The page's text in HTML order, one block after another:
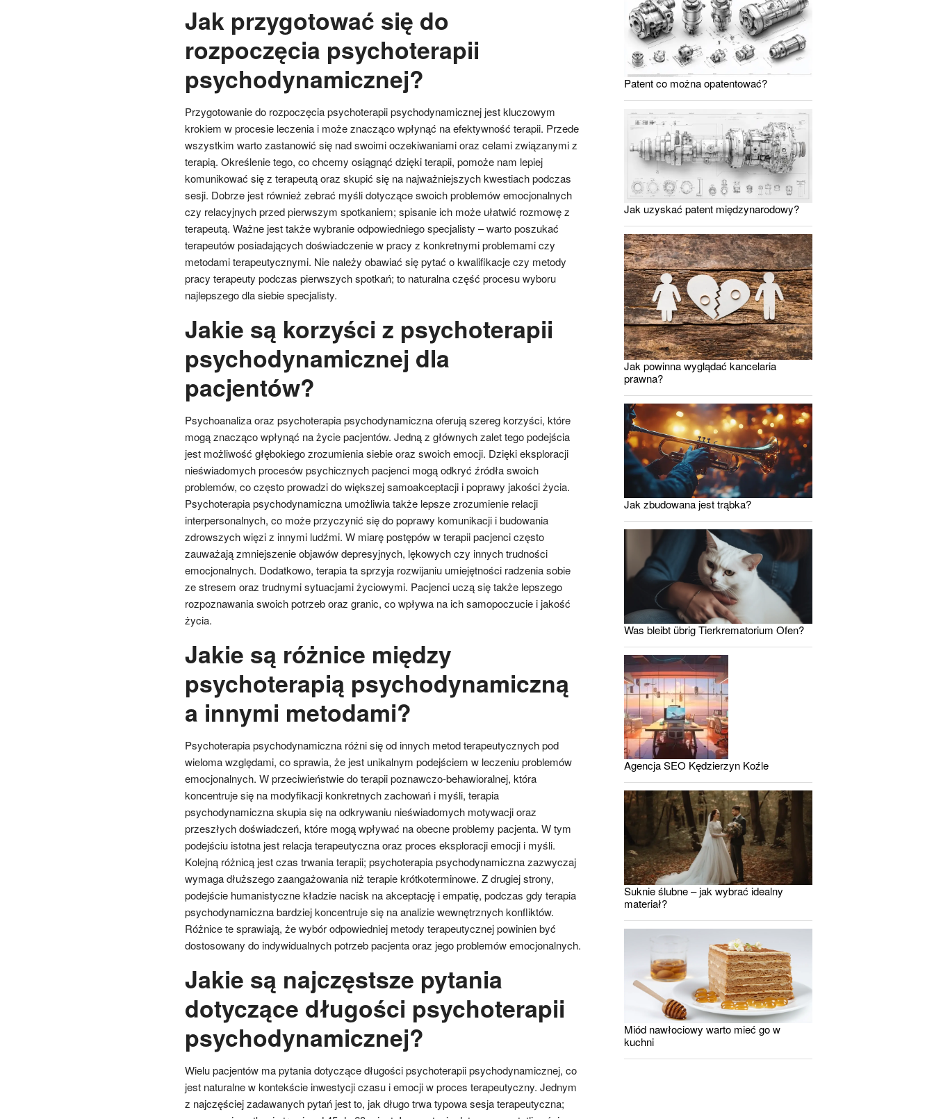
Jak przygotować się do
rozpoczęcia psychoterapii
psychodynamicznej?
Przygotowanie do rozpoczęcia psychoterapii psychodynamicznej jest kluczowym
krokiem w procesie leczenia i może znacząco wpłynąć na efektywność terapii. Przede
wszystkim warto zastanowić się nad swoimi oczekiwaniami oraz celami związanymi z
terapią. Określenie tego, co chcemy osiągnąć dzięki terapii, pomoże nam lepiej
komunikować się z terapeutą oraz skupić się na najważniejszych kwestiach podczas
sesji. Dobrze jest również zebrać myśli dotyczące swoich problemów emocjonalnych
czy relacyjnych przed pierwszym spotkaniem; spisanie ich może ułatwić rozmowę z
terapeutą. Ważne jest także wybranie odpowiedniego specjalisty – warto poszukać
terapeutów posiadających doświadczenie w pracy z konkretnymi problemami czy
metodami terapeutycznymi. Nie należy obawiać się pytać o kwalifikacje czy metody
pracy terapeuty podczas pierwszych spotkań; to naturalna część procesu wyboru
najlepszego dla siebie specjalisty.
Jakie są korzyści z psychoterapii
psychodynamicznej dla
pacjentów?
Psychoanaliza oraz psychoterapia psychodynamiczna oferują szereg korzyści, które
mogą znacząco wpłynąć na życie pacjentów. Jedną z głównych zalet tego podejścia
jest możliwość głębokiego zrozumienia siebie oraz swoich emocji. Dzięki eksploracji
nieświadomych procesów psychicznych pacjenci mogą odkryć źródła swoich
problemów, co często prowadzi do większej samoakceptacji i poprawy jakości życia.
Psychoterapia psychodynamiczna umożliwia także lepsze zrozumienie relacji
interpersonalnych, co może przyczynić się do poprawy komunikacji i budowania
zdrowszych więzi z innymi ludźmi. W miarę postępów w terapii pacjenci często
zauważają zmniejszenie objawów depresyjnych, lękowych czy innych trudności
emocjonalnych. Dodatkowo, terapia ta sprzyja rozwijaniu umiejętności radzenia sobie
ze stresem oraz trudnymi sytuacjami życiowymi. Pacjenci uczą się także lepszego
rozpoznawania swoich potrzeb oraz granic, co wpływa na ich samopoczucie i jakość
życia.
Jakie są różnice między
psychoterapią psychodynamiczną
a innymi metodami?
Psychoterapia psychodynamiczna różni się od innych metod terapeutycznych pod
wieloma względami, co sprawia, że jest unikalnym podejściem w leczeniu problemów
emocjonalnych. W przeciwieństwie do terapii poznawczo-behawioralnej, która
koncentruje się na modyfikacji konkretnych zachowań i myśli, terapia
psychodynamiczna skupia się na odkrywaniu nieświadomych motywacji oraz
przeszłych doświadczeń, które mogą wpływać na obecne problemy pacjenta. W tym
podejściu istotna jest relacja terapeutyczna oraz proces eksploracji emocji i myśli.
Kolejną różnicą jest czas trwania terapii; psychoterapia psychodynamiczna zazwyczaj
wymaga dłuższego zaangażowania niż terapie krótkoterminowe. Z drugiej strony,
podejście humanistyczne kładzie nacisk na akceptację i empatię, podczas gdy terapia
psychodynamiczna bardziej koncentruje się na analizie wewnętrznych konfliktów.
Różnice te sprawiają, że wybór odpowiedniej metody terapeutycznej powinien być
dostosowany do indywidualnych potrzeb pacjenta oraz jego problemów emocjonalnych.
Jakie są najczęstsze pytania
dotyczące długości psychoterapii
psychodynamicznej?
Wielu pacjentów ma pytania dotyczące długości psychoterapii psychodynamicznej, co
jest naturalne w kontekście inwestycji czasu i emocji w proces terapeutyczny. Jednym
z najczęściej zadawanych pytań jest to, jak długo trwa typowa sesja terapeutyczna;
Patent co można opatentować?
Jak uzyskać patent międzynarodowy?
Jak powinna wyglądać kancelaria
prawna?
Jak zbudowana jest trąbka?
Was bleibt übrig Tierkrematorium Ofen?
Agencja SEO Kędzierzyn Koźle
Suknie ślubne – jak wybrać idealny
materiał?
Miód nawłociowy warto mieć go w
kuchni